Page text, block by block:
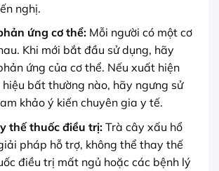
nghị.
ứng cơ thể:Mỗi người có một cơ
Khi mới bắt đầu sử dụng, hãy
ứng của cơ thể. Nếu xuất hiện
bất thường nào, hãy ngưng sử
khảo ý kiến chuyên gia y tế.
thế thuốc điều trị:Trà cây xấu hổ
pháp hỗ trợ, không thể thay thế
điều trị mất ngủ hoặc các bệnh lý